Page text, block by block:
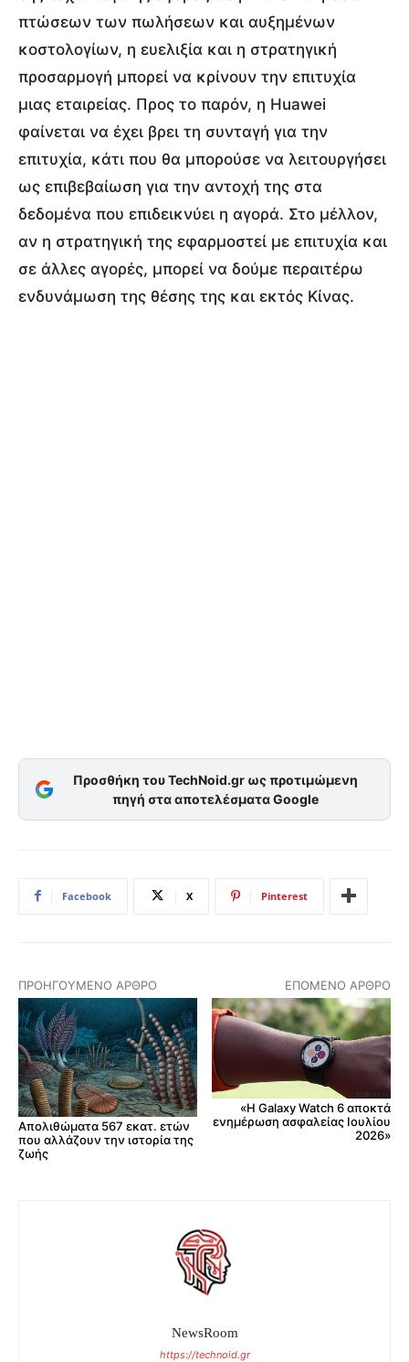
πτώσεων των πωλήσεων και αυξημένων
κοστολογίων, η ευελιξία και η στρατηγική
προσαρμογή μπορεί να κρίνουν την επιτυχία
μιας εταιρείας. Προς το παρόν, η Huawei
φαίνεται να έχει βρει τη συνταγή για την
επιτυχία, κάτι που θα μπορούσε να λειτουργήσει
ως επιβεβαίωση για την αντοχή της στα
δεδομένα που επιδεικνύει η αγορά. Στο μέλλον,
αν η στρατηγική της εφαρμοστεί με επιτυχία και
σε άλλες αγορές, μπορεί να δούμε περαιτέρω
ενδυνάμωση της θέσης της και εκτός Κίνας.
Προσθήκη του TechNoid.gr ως προτιμώμενη
πηγή στα αποτελέσματα Google
Facebook X Pinterest
ΠΡΟΗΓΟΎΜΕΝΟ ΆΡΘΡΟ
Απολιθώματα 567 εκατ. ετών
που αλλάζουν την ιστορία της
ζωής
ΕΠΌΜΕΝΟ ΆΡΘΡΟ
«Η Galaxy Watch 6 αποκτά
ενημέρωση ασφαλείας Ιουλίου
2026»
NewsRoom
https://technoid.gr